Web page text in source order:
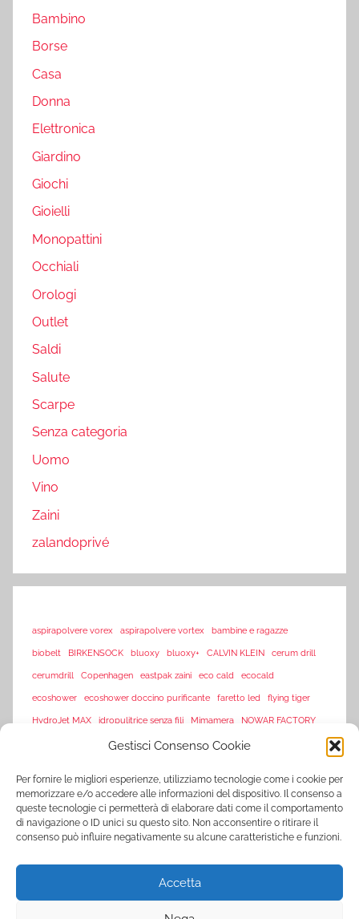
Gestisci Consenso Cookie
Per fornire le migliori esperienze, utilizziamo tecnologie come i cookie per
memorizzare e/o accedere alle informazioni del dispositivo. Il consenso a
queste tecnologie ci permetterà di elaborare dati come il comportamento
di navigazione o ID unici su questo sito. Non acconsentire o ritirare il
consenso può influire negativamente su alcune caratteristiche e funzioni.
Accetta
Bambino
Borse
Casa
Donna
Elettronica
Giardino
Giochi
Gioielli
Monopattini
Occhiali
Orologi
Outlet
Saldi
Salute
Scarpe
Senza categoria
Uomo
Vino
Zaini
zalandoprivé
aspirapolvere vorex aspirapolvere vortex bambine e ragazze
biobelt BIRKENSOCK bluoxy bluoxy+ CALVIN KLEIN cerum drill
cerumdrill Copenhagen eastpak zaini eco cald ecocald
ecoshower ecoshower doccino purificante faretto led flying tiger
HydroJet MAX idropulitrice senza fili Mimamera NOWAR FACTORY
offerte flash amazon offerte lampo piscine sarenza
sarenza-it saturimetro Tagliaerba Tasko650
Tasko 650 Tasko650 Tasko tagliaerba Tosaerba Tasko650 TVision
UltraLED vorex vortex
www.sarenza.it